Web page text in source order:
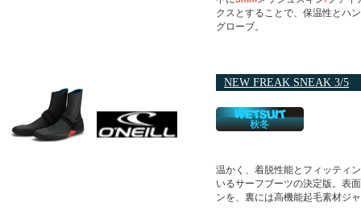
クスとすることで、保温性とハ
グローブ。
NEW FREAK SNEAK 3/5
温かく、着脱性能とフィッティ
いるサーフブーツの決定版。表
ンを、裏には高機能起毛素材ジ